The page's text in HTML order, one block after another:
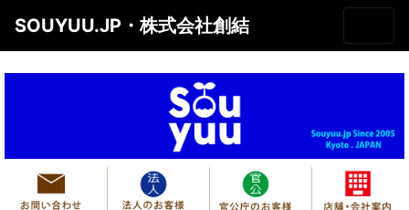
SOUYUU.JP・株式会社創結